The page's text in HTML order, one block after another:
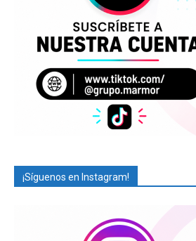
¡Síguenos en Instagram!